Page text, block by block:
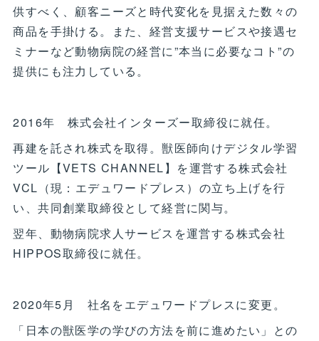
供すべく、顧客ニーズと時代変化を見据えた数々の
商品を手掛ける。また、経営支援サービスや接遇セ
ミナーなど動物病院の経営に”本当に必要なコト”の
提供にも注力している。
2016年 株式会社インターズー取締役に就任。
再建を託され株式を取得。獣医師向けデジタル学習
ツール【VETS CHANNEL】を運営する株式会社
VCL（現：エデュワードプレス）の立ち上げを行
い、共同創業取締役として経営に関与。
翌年、動物病院求人サービスを運営する株式会社
HIPPOS取締役に就任。
2020年5月 社名をエデュワードプレスに変更。
「日本の獣医学の学びの方法を前に進めたい」との